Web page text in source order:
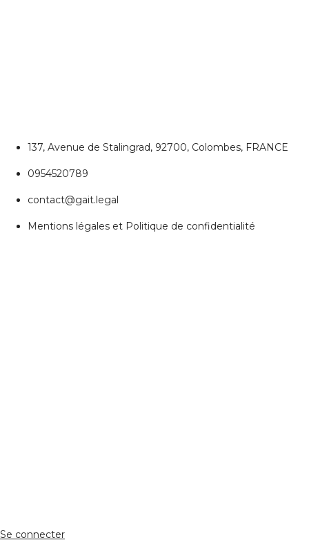
137, Avenue de Stalingrad, 92700, Colombes, FRANCE
0954520789
contact@gait.legal
Mentions légales et Politique de confidentialité
Se connecter